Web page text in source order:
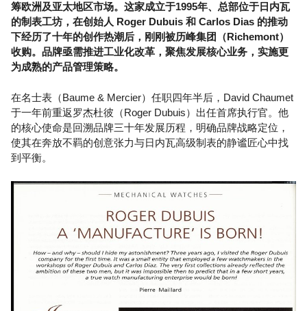
筹欧洲及亚太地区市场。这家成立于1995年、总部位于日内瓦
的制表工坊，在创始人 Roger Dubuis 和 Carlos Dias 的推动
下经历了十年的创作热潮后，刚刚被历峰集团（Richemont）
收购。品牌亟需推进工业化改革，聚焦发展核心业务，实施更
为成熟的产品管理策略。
在名士表（Baume & Mercier）任职四年半后，David Chaumet
于一年前重返罗杰杜彼（Roger Dubuis）出任首席执行官。他
的核心使命是回溯品牌三十年发展历程，明确品牌战略定位，
使其在奔放不羁的创意张力与日内瓦高级制表的静谧匠心中找
到平衡。